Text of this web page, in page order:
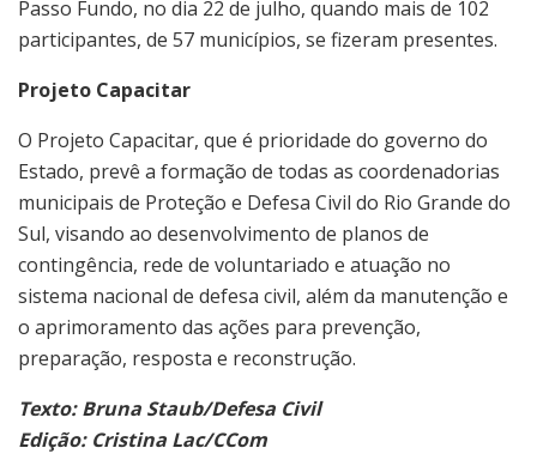
Passo Fundo, no dia 22 de julho, quando mais de 102
participantes, de 57 municípios, se fizeram presentes.
Projeto Capacitar
O Projeto Capacitar, que é prioridade do governo do
Estado, prevê a formação de todas as coordenadorias
municipais de Proteção e Defesa Civil do Rio Grande do
Sul, visando ao desenvolvimento de planos de
contingência, rede de voluntariado e atuação no
sistema nacional de defesa civil, além da manutenção e
o aprimoramento das ações para prevenção,
preparação, resposta e reconstrução.
Texto: Bruna Staub/Defesa Civil
Edição: Cristina Lac/CCom